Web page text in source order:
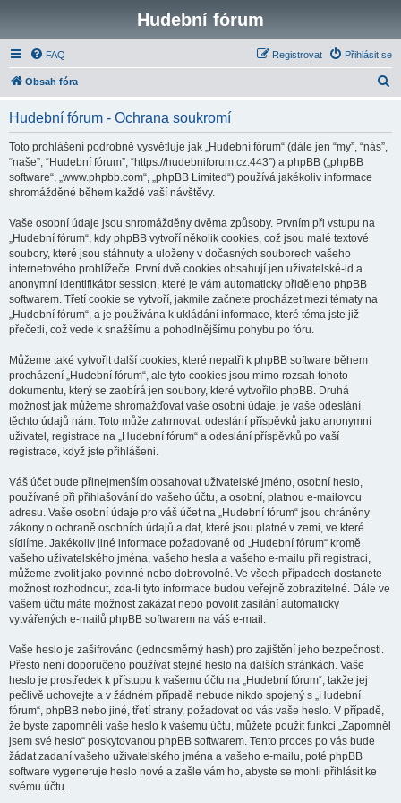
Hudební fórum
FAQ Přihlásit se
Registrovat
Obsah fóra
Hudební fórum - Ochrana soukromí
Toto prohlášení podrobně vysvětluje jak „Hudební fórum“ (dále jen “my”, “nás”,
“naše”, “Hudební fórum”, “https://hudebniforum.cz:443”) a phpBB („phpBB
software“, „www.phpbb.com“, „phpBB Limited“) používá jakékoliv informace
shromážděné během každé vaší návštěvy.
Vaše osobní údaje jsou shromážděny dvěma způsoby. Prvním při vstupu na
„Hudební fórum“, kdy phpBB vytvoří několik cookies, což jsou malé textové
soubory, které jsou stáhnuty a uloženy v dočasných souborech vašeho
internetového prohlížeče. První dvě cookies obsahují jen uživatelské-id a
anonymní identifikátor session, které je vám automaticky přiděleno phpBB
softwarem. Třetí cookie se vytvoří, jakmile začnete procházet mezi tématy na
„Hudební fórum“, a je používána k ukládání informace, které téma jste již
přečetli, což vede k snažšímu a pohodlnějšímu pohybu po fóru.
Můžeme také vytvořit další cookies, které nepatří k phpBB software během
procházení „Hudební fórum“, ale tyto cookies jsou mimo rozsah tohoto
dokumentu, který se zaobírá jen soubory, které vytvořilo phpBB. Druhá
možnost jak můžeme shromažďovat vaše osobní údaje, je vaše odeslání
těchto údajů nám. Toto může zahrnovat: odeslání příspěvků jako anonymní
uživatel, registrace na „Hudební fórum“ a odeslání příspěvků po vaší
registrace, když jste přihlášeni.
Váš účet bude přinejmenším obsahovat uživatelské jméno, osobní heslo,
používané při přihlašování do vašeho účtu, a osobní, platnou e-mailovou
adresu. Vaše osobní údaje pro váš účet na „Hudební fórum“ jsou chráněny
zákony o ochraně osobních údajů a dat, které jsou platné v zemi, ve které
sídlíme. Jakékoliv jiné informace požadované od „Hudební fórum“ kromě
vašeho uživatelského jména, vašeho hesla a vašeho e-mailu při registraci,
můžeme zvolit jako povinné nebo dobrovolné. Ve všech případech dostanete
možnost rozhodnout, zda-li tyto informace budou veřejně zobrazitelné. Dále ve
vašem účtu máte možnost zakázat nebo povolit zasílání automaticky
vytvářených e-mailů phpBB softwarem na váš e-mail.
Vaše heslo je zašifrováno (jednosměrný hash) pro zajištění jeho bezpečnosti.
Přesto není doporučeno používat stejné heslo na dalších stránkách. Vaše
heslo je prostředek k přístupu k vašemu účtu na „Hudební fórum“, takže jej
pečlivě uchovejte a v žádném případě nebude nikdo spojený s „Hudební
fórum“, phpBB nebo jiné, třetí strany, požadovat od vás vaše heslo. V případě,
že byste zapomněli vaše heslo k vašemu účtu, můžete použít funkci „Zapomněl
jsem své heslo“ poskytovanou phpBB softwarem. Tento proces po vás bude
žádat zadaní vašeho uživatelského jména a vašeho e-mailu, poté phpBB
software vygeneruje heslo nové a zašle vám ho, abyste se mohli přihlásit ke
svému účtu.